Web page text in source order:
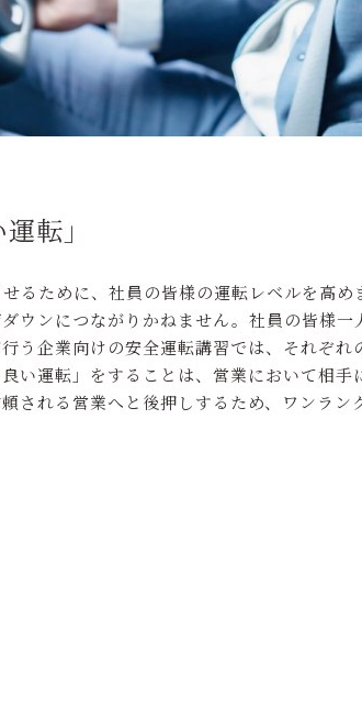
転」
るために、社員の皆様の運転レベルを高
ウンにつながりかねません。社員の皆様
う企業向けの安全運転講習では、それぞ
い運転」をすることは、営業において相
される営業へと後押しするため、ワンラ